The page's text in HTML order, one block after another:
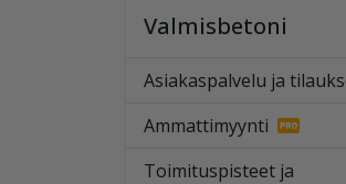
Valmisbetoni
Asiakaspalvelu ja
Ammattimyynti
Toimituspisteet ja